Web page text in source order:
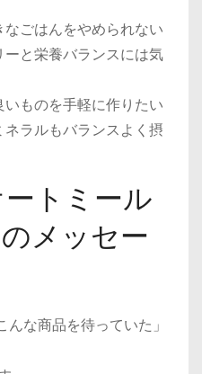
ごはんをやめられない
と栄養バランスには気
ものを手軽に作りたい
ラルもバランスよく摂
トミール
メッセー
な商品を待っていた」